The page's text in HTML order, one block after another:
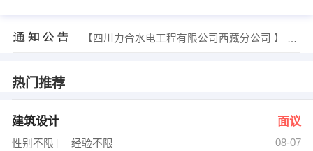
【四川力合水电工程有限公司西藏分公司 】 强势入驻
经理 发布 [工程助理 ] 招聘信息
热门推荐
建筑设计 面议
性别不限 经验不限
08-07